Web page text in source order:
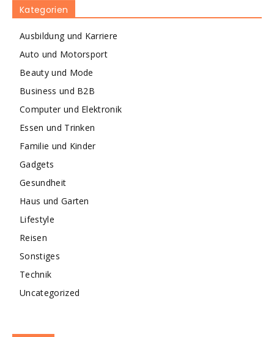
Kategorien
Ausbildung und Karriere
Auto und Motorsport
Beauty und Mode
Business und B2B
Computer und Elektronik
Essen und Trinken
Familie und Kinder
Gadgets
Gesundheit
Haus und Garten
Lifestyle
Reisen
Sonstiges
Technik
Uncategorized